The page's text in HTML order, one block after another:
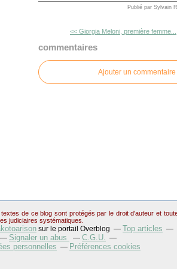
Publié par Sylvain
<< Giorgia Meloni, première femme...
commentaires
Ajouter un commentaire
de ce blog sont protégés par le droit d'auteur et
judiciaires systématiques.
sur le portail Overblog
Top articles
Signaler un abus
C.G.U.
personnelles
Préférences cookies